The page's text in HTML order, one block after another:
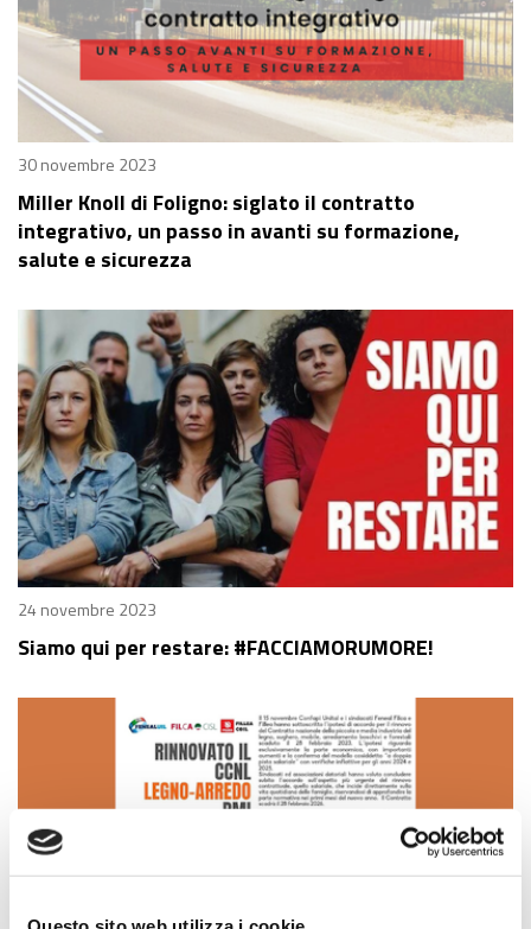
30 novembre 2023
Miller Knoll di Foligno: siglato il contratto
integrativo, un passo in avanti su formazione,
salute e sicurezza
24 novembre 2023
Siamo qui per restare: #FACCIAMORUMORE!